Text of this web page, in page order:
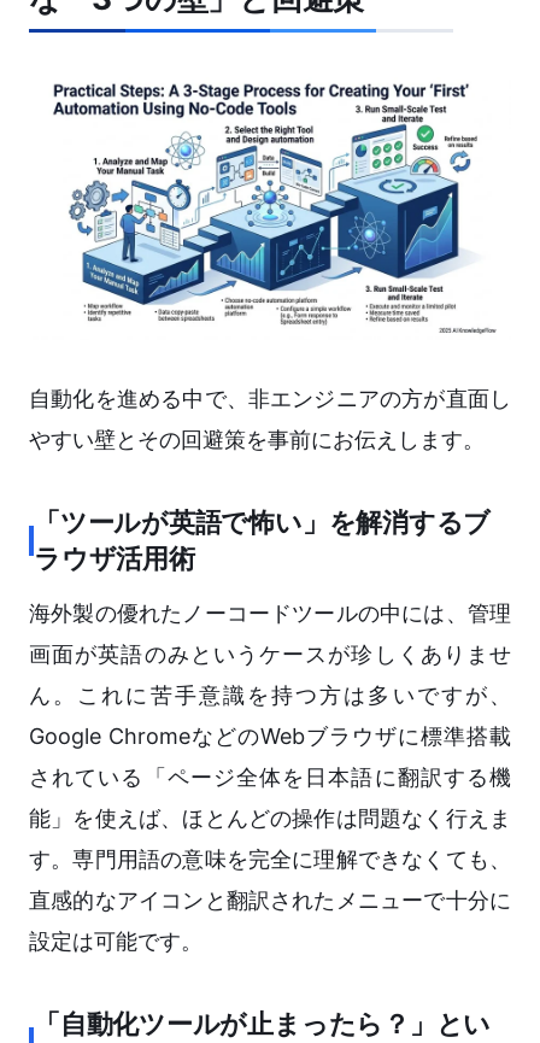
自動化を進める中で、非エンジニアの方が直面し
やすい壁とその回避策を事前にお伝えします。
「ツールが英語で怖い」を解消するブ
ラウザ活用術
海外製の優れたノーコードツールの中には、管理
画面が英語のみというケースが珍しくありませ
ん。これに苦手意識を持つ方は多いですが、
Google ChromeなどのWebブラウザに標準搭載
されている「ページ全体を日本語に翻訳する機
能」を使えば、ほとんどの操作は問題なく行えま
す。専門用語の意味を完全に理解できなくても、
直感的なアイコンと翻訳されたメニューで十分に
設定は可能です。
「自動化ツールが止まったら？」とい